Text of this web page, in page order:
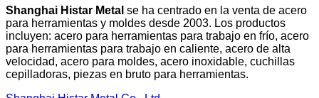
Shanghai Histar Metal se ha centrado en la venta de acero
para herramientas y moldes desde 2003. Los productos
incluyen: acero para herramientas para trabajo en frío, acero
para herramientas para trabajo en caliente, acero de alta
velocidad, acero para moldes, acero inoxidable, cuchillas
cepilladoras, piezas en bruto para herramientas.